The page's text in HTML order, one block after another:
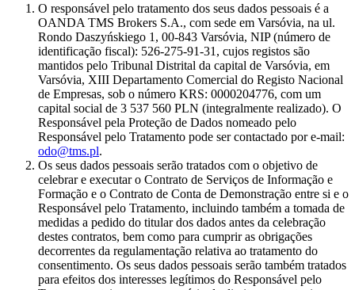
O responsável pelo tratamento dos seus dados pessoais é a
OANDA TMS Brokers S.A., com sede em Varsóvia, na ul.
Rondo Daszyńskiego 1, 00-843 Varsóvia, NIP (número de
identificação fiscal): 526-275-91-31, cujos registos são
mantidos pelo Tribunal Distrital da capital de Varsóvia, em
Varsóvia, XIII Departamento Comercial do Registo Nacional
de Empresas, sob o número KRS: 0000204776, com um
capital social de 3 537 560 PLN (integralmente realizado). O
Responsável pela Proteção de Dados nomeado pelo
Responsável pelo Tratamento pode ser contactado por e-mail:
odo@tms.pl.
Os seus dados pessoais serão tratados com o objetivo de
celebrar e executar o Contrato de Serviços de Informação e
Formação e o Contrato de Conta de Demonstração entre si e o
Responsável pelo Tratamento, incluindo também a tomada de
medidas a pedido do titular dos dados antes da celebração
destes contratos, bem como para cumprir as obrigações
decorrentes da regulamentação relativa ao tratamento do
consentimento. Os seus dados pessoais serão também tratados
para efeitos dos interesses legítimos do Responsável pelo